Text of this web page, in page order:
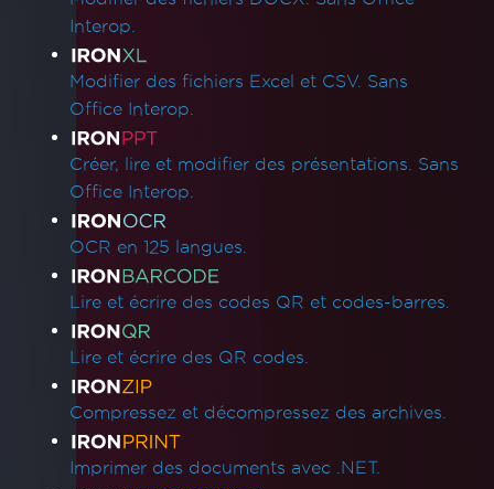
Interop.
Modifier des fichiers Excel et CSV. Sans
Office Interop.
Créer, lire et modifier des présentations. Sans
Office Interop.
OCR en 125 langues.
Lire et écrire des codes QR et codes-barres.
Lire et écrire des QR codes.
Compressez et décompressez des archives.
Imprimer des documents avec .NET.